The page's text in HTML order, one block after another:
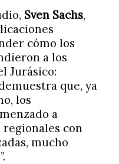
Sven Sachs,
cómo los
a los
Jurásico:
que, ya
los
a
con
mucho